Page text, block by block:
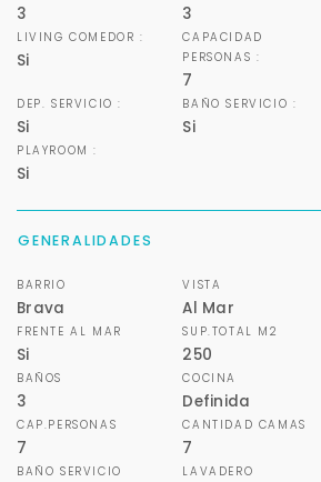
3 3
LIVING COMEDOR :
Si
CAPACIDAD
PERSONAS :
7
DEP. SERVICIO :
Si
BAÑO SERVICIO :
Si
PLAYROOM :
Si
GENERALIDADES
BARRIO
Brava
VISTA
Al Mar
FRENTE AL MAR
Si
SUP.TOTAL M2
250
BAÑOS
3
COCINA
Definida
CAP.PERSONAS
7
CANTIDAD CAMAS
7
BAÑO SERVICIO LAVADERO